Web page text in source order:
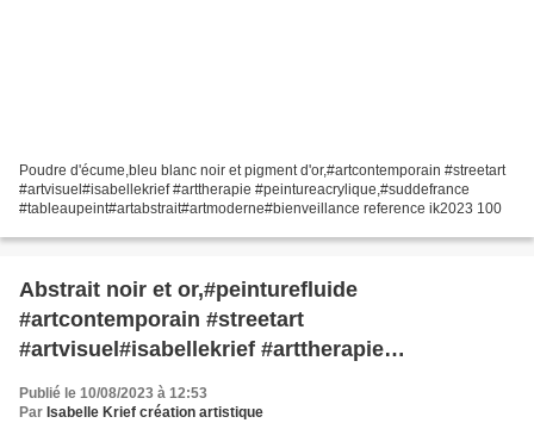
Poudre d'écume,bleu blanc noir et pigment d'or,#artcontemporain #streetart
#artvisuel#isabellekrief #arttherapie #peintureacrylique,#suddefrance
#tableaupeint#artabstrait#artmoderne#bienveillance reference ik2023 100
Abstrait noir et or,#peinturefluide
#artcontemporain #streetart
#artvisuel#isabellekrief #arttherapie
#peintureacrylique,#suddefrance
#tableaupeint#artabstrait#artmoderne#bienveilla
Publié le 10/08/2023 à 12:53
Par Isabelle Krief création artistique